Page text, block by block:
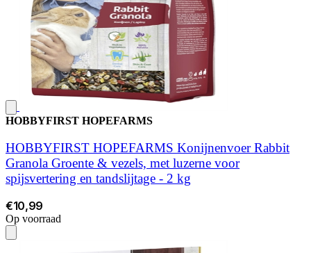
HOBBYFIRST HOPEFARMS
HOBBYFIRST HOPEFARMS Konijnenvoer Rabbit
Granola Groente & vezels, met luzerne voor
spijsvertering en tandslijtage - 2 kg
€10,99
Op voorraad